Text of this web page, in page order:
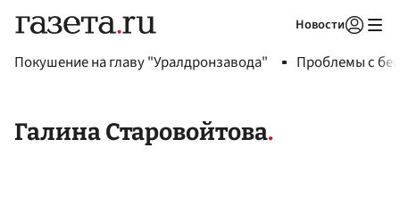
Новости
Покушение на главу "Уралдронзавода" Проблемы с
Галина Старовойтова